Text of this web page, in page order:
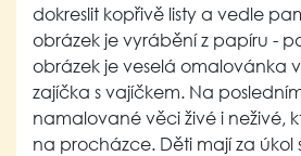
dokreslit kopřivě listy a vedle
obrázek je vyrábění z papíru -
obrázek je veselá omalovánka
zajíčka s vajíčkem. Na
namalované věci živé i neživé,
na procházce. Děti mají za úkol